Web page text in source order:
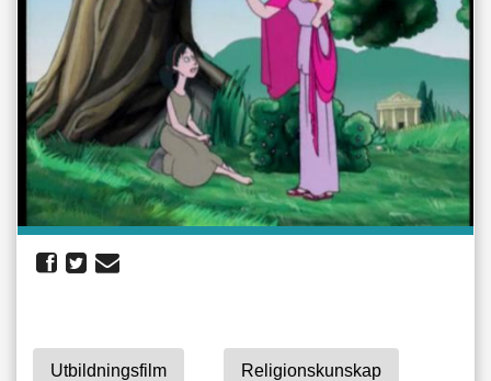
Utbildningsfilm Religionskunskap